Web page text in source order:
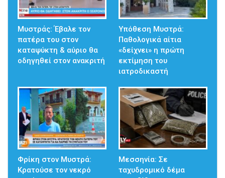
Μυστράς: Έβαλε τον
πατέρα του στον
καταψύκτη & αύριο θα
οδηγηθεί στον ανακριτή
Υπόθεση Μυστρά:
Παθολογικά αίτια
«δείχνει» η πρώτη
εκτίμηση του
ιατροδικαστή
Φρίκη στον Μυστρά:
Κρατούσε τον νεκρό
Μεσσηνία: Σε
ταχυδρομικό δέμα